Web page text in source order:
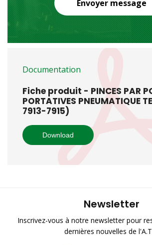
Envoyer message
Documentation
Fiche produit - PINCES PAR
PORTATIVES PNEUMATIQUE
7913-7915)
Download
Newsletter
Inscrivez-vous à notre newsletter pour
dernières nouvelles de